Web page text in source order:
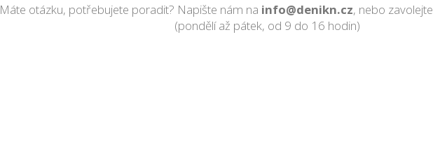
Máte otázku, potřebujete poradit? Napište nám na info@denikn.cz, nebo zavolejte
(pondělí až pátek, od 9 do 16 hodin)